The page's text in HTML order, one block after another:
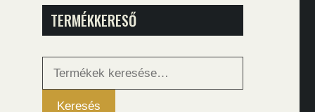
TERMÉKKERESŐ
Keresés
Keresés